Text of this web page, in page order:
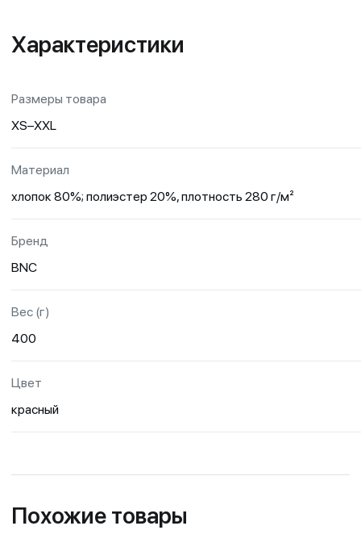
Характеристики
Размеры товара
XS–XXL
Материал
хлопок 80%; полиэстер 20%, плотность 280 г/м²
Бренд
BNC
Вес (г)
400
Цвет
красный
Похожие товары